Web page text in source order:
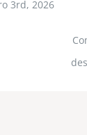
3rd, 2026